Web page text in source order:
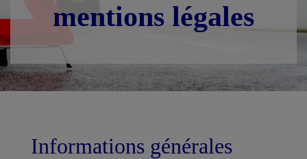
mentions légales
Informations générales